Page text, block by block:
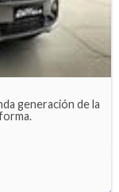
generación de la